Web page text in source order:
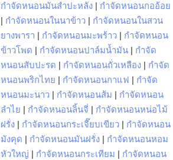
กำจัดหนอนมันสำปะหลัง | กำจัดหนอนกออ้อย
| กำจัดหนอนในนาข้าว | กำจัดหนอนในสวน
ยางพารา | กำจัดหนอนมะพร้าว | กำจัดหนอน
ข้าวโพด | กำจัดหนอนปาล์มน้ำมัน | กำจัด
หนอนสับปะรด | กำจัดหนอนถั่วเหลือง | กำจัด
หนอนพริกไทย | กำจัดหนอนกาแฟ | กำจัด
หนอนมะนาว | กำจัดหนอนส้ม | กำจัดหนอน
ลำไย | กำจัดหนอนลิ้นจี่ | กำจัดหนอนหน่อไม้
ฝรั่ง | กำจัดหนอนกระเจี๊ยบเขียว | กำจัดหนอน
มังคุด | กำจัดหนอนมันฝรั่ง | กำจัดหนอนหอม
หัวใหญ่ | กำจัดหนอนกระเทียม | กำจัดหนอน